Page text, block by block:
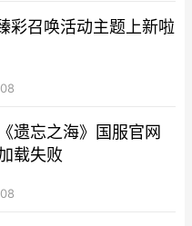
彩召唤活动主题上新啦
遗忘之海》国服官网
载失败